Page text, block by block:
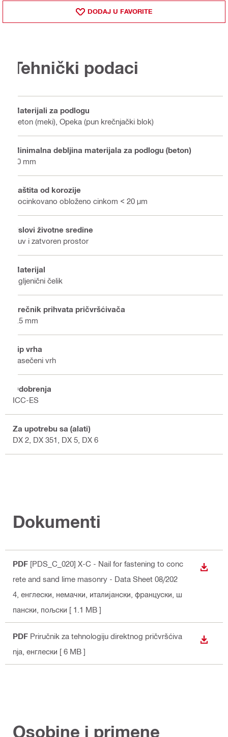
DODAJ U FAVORITE
Tehnički podaci
Materijali za podlogu
Beton (meki), Opeka (pun krečnjački blok)
Minimalna debljina materijala za podlogu (beton)
80 mm
Zaštita od korozije
Pocinkovano obloženo cinkom < 20 μm
Uslovi životne sredine
Suv i zatvoren prostor
Materijal
Ugljenični čelik
Prečnik prihvata pričvršćivača
3.5 mm
Tip vrha
Zasečeni vrh
Odobrenja
ICC-ES
Za upotrebu sa (alati)
DX 2, DX 351, DX 5, DX 6
Dokumenti
PDF [PDS_C_020] X-C - Nail for fastening to conc
rete and sand lime masonry - Data Sheet 08/202
4 , енглески, немачки, италијански, француски, ш
пански, пољски [ 1.1 MB ]
PDF Priručnik za tehnologiju direktnog pričvršćiva
nja , енглески [ 6 MB ]
Osobine i primene